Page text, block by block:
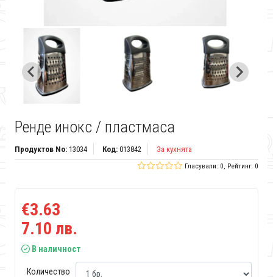
Ренде инокс / пластмаса
Продуктов No:13034 Код:013842 За кухнята
Гласували: 0, Рейтинг: 0
€3.63
7.10 лв.
В наличност
Количество